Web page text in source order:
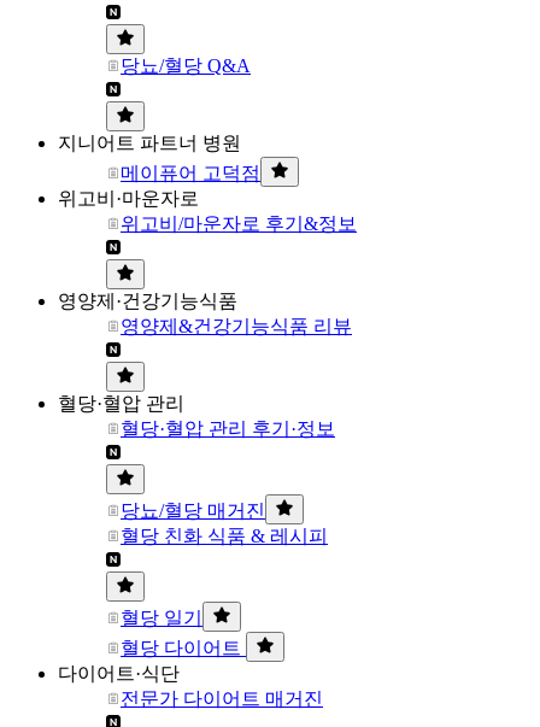
당뇨/혈당 Q&A
지니어트 파트너 병원
메이퓨어 고덕점
위고비·마운자로
위고비/마운자로 후기&정보
영양제·건강기능식품
영양제&건강기능식품 리뷰
혈당·혈압 관리
혈당·혈압 관리 후기·정보
당뇨/혈당 매거진
혈당 친화 식품 & 레시피
혈당 일기
혈당 다이어트
다이어트·식단
전문가 다이어트 매거진